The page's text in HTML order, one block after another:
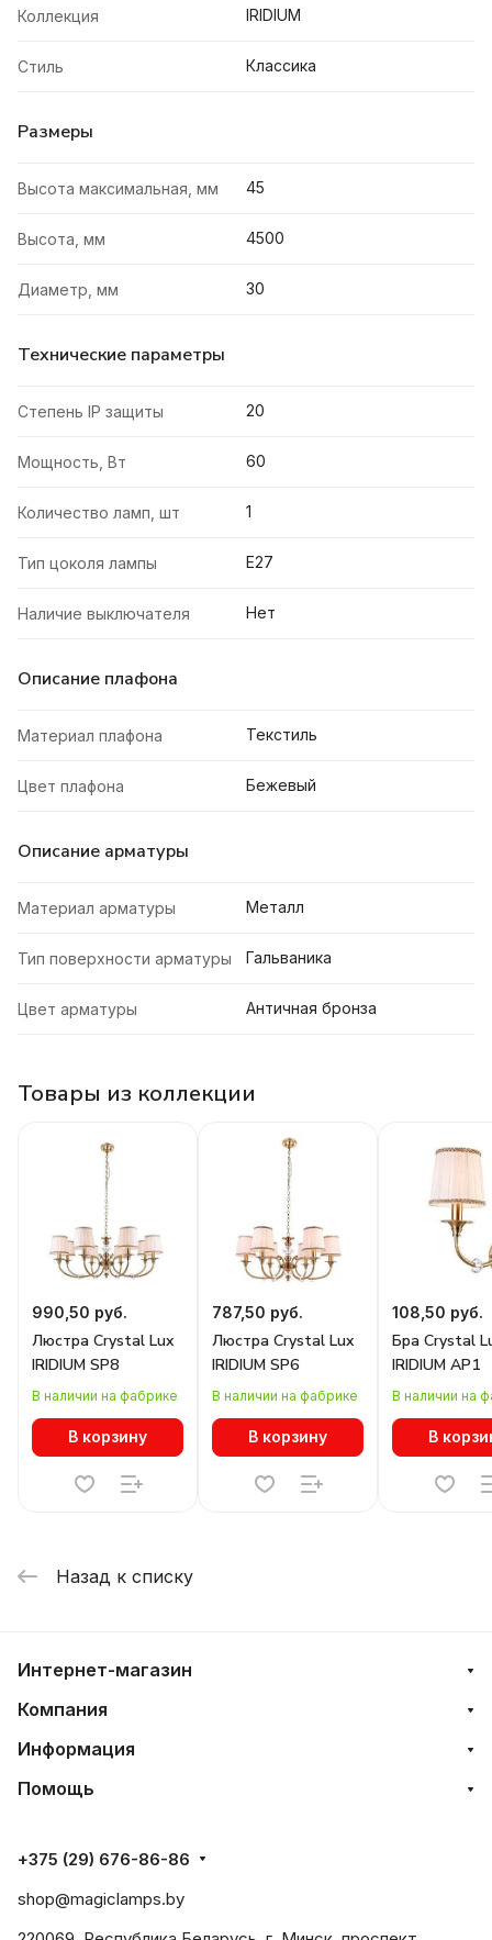
Коллекция IRIDIUM
Стиль Классика
Размеры
Высота максимальная, мм 45
Высота, мм 4500
Диаметр, мм 30
Технические параметры
Степень IP защиты 20
Мощность, Вт 60
Количество ламп, шт 1
Тип цоколя лампы E27
Наличие выключателя Нет
Описание плафона
Материал плафона Текстиль
Цвет плафона Бежевый
Описание арматуры
Материал арматуры Металл
Тип поверхности арматуры Гальваника
Цвет арматуры Античная бронза
Товары из коллекции
990,50 руб.
Люстра Crystal Lux
IRIDIUM SP8
В наличии на фабрике
В корзину
787,50 руб.
Люстра Crystal Lux
IRIDIUM SP6
В наличии на фабрике
В корзину
108,50 руб.
Бра Crystal
IRIDIUM AP1
В наличии на
В
Назад к списку
Интернет-магазин
Компания
Информация
Помощь
+375 (29) 676-86-86
shop@magiclamps.by